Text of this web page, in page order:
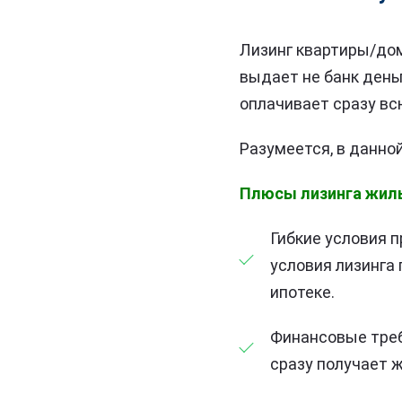
Лизинг квартиры/
выдает не банк
оплачивает сразу
Разумеется, в
Плюсы лизинга
Гибкие условия
условия
ипотеке.
Финансовые
сразу получает